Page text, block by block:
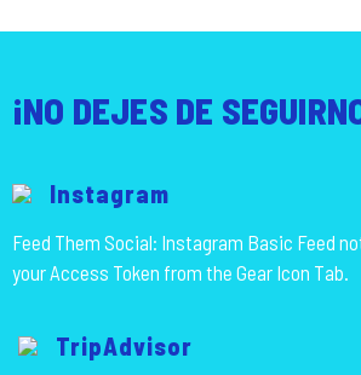
¡NO DEJES DE
Instagram
Feed Them Social: Instagram Basic Feed
your Access Token from the Gear Icon Tab.
TripAdvisor